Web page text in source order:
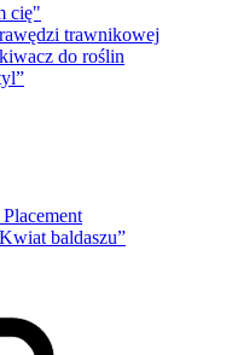
cię"
trawnikowej
do roślin
baldaszu”